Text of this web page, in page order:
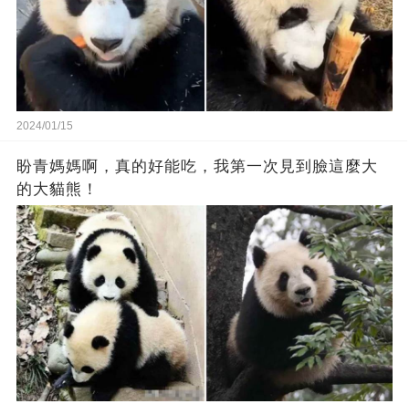
2024/01/15
盼青媽媽啊，真的好能吃，我第一次見到臉這麼大
的大貓熊！